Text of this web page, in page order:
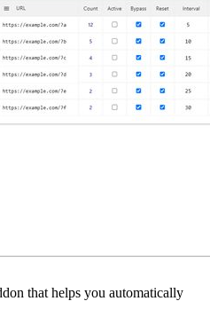
that helps you automatically